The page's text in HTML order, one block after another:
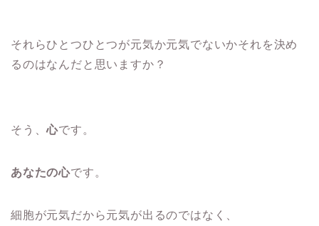
それらひとつひとつが元気か元気でないかそれを決め
るのはなんだと思いますか？
そう、心です。
あなたの心です。
細胞が元気だから元気が出るのではなく、